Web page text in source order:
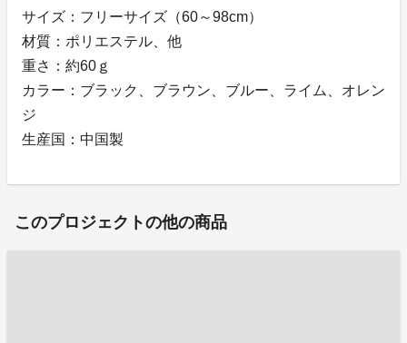
サイズ：フリーサイズ（60～98cm）
材質：ポリエステル、他
重さ：約60ｇ
カラー：ブラック、ブラウン、ブルー、ライム、オレン
ジ
生産国：中国製
このプロジェクトの他の商品